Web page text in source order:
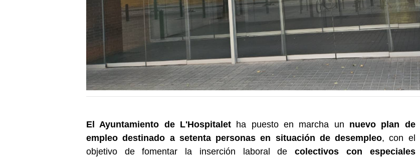
El Ayuntamiento de L'Hospitalet ha puesto en marcha un nuevo plan de
empleo destinado a setenta personas en situación de desempleo, con el
objetivo de fomentar la inserción laboral decolectivos con especiales